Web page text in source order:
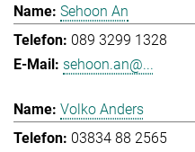
Sehoon An
089 3299 1328
sehoon.an@...
Volko Anders
03834 88 2565